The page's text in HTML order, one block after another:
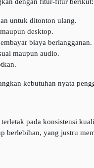
untuk ditonton ulang.
desktop.
biaya berlangganan.
maupun audio.
kebutuhan nyata
pada konsistensi
yang justru